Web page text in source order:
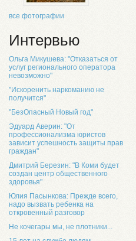
все фотографии
Интервью
Ольга Микушева: "Отказаться от
услуг регионального оператора
невозможно"
"Искоренить наркоманию не
получится"
"БезОпасный Новый год"
Эдуард Аверин: "От
профессионализма юристов
зависит успешность защиты прав
граждан"
Дмитрий Березин: "В Коми будет
создан центр общественного
здоровья"
Юлия Пасынкова: Прежде всего,
надо вызвать ребенка на
откровенный разговор
Не кочегары мы, не плотники...